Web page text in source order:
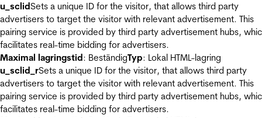
u_sclidSets a unique ID for the visitor, that allows third party
advertisers to target the visitor with relevant advertisement. This
pairing service is provided by third party advertisement hubs,
facilitates real-time bidding for advertisers.
Maximal lagringstid: BeständigTyp: Lokal HTML-lagring
u_sclid_rSets a unique ID for the visitor, that allows third party
advertisers to target the visitor with relevant advertisement. This
pairing service is provided by third party advertisement hubs,
facilitates real-time bidding for advertisers.